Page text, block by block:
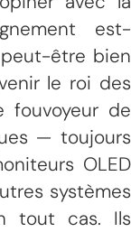
est-
être bien
le roi des
fouvoyeur de
— toujours
OLED
systèmes
tout cas. Ils